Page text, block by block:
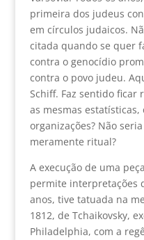
primeira dos judeus
em círculos judaicos.
citada quando se quer
contra o genocídio
contra o povo judeu.
Schiff. Faz sentido ficar
as mesmas estatísticas,
organizações? Não
meramente ritual?
A execução de uma
permite interpretações
anos, tive tatuada na
1812, de Tchaikovsky,
Philadelphia, com a